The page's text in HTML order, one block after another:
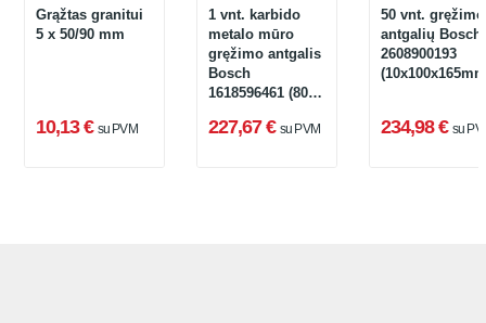
Grąžtas granitui
5 x 50/90 mm
10,13 € su PVM
1 vnt. karbido
metalo mūro
gręžimo antgalis
Bosch
1618596461 (80 x
227,67 € su PVM
50 vnt. gręžimo
antgalių Bosch
2608900193
234,98 € su